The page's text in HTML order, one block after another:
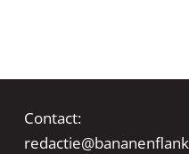
Contact: